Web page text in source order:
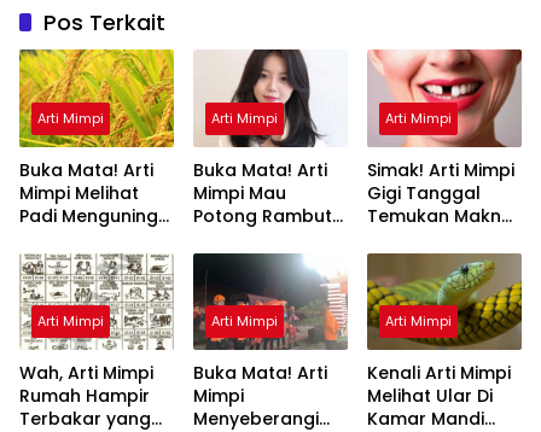
Pos Terkait
Arti Mimpi
Buka Mata! Arti
Mimpi Melihat
Padi Menguning
Diketahui
Arti Mimpi
Buka Mata! Arti
Mimpi Mau
Potong Rambut
Ini Penjelasannya
Arti Mimpi
Simak! Arti Mimpi
Gigi Tanggal
Temukan Makna
Arti Mimpi
Wah, Arti Mimpi
Rumah Hampir
Terbakar yang
Arti Mimpi
Buka Mata! Arti
Mimpi
Menyeberangi
Arti Mimpi
Kenali Arti Mimpi
Melihat Ular Di
Kamar Mandi